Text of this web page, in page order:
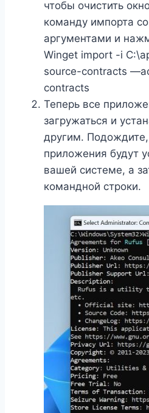
чтобы очистить
команду импорта
аргументами и
Winget import -i
source-contracts
contracts
Теперь все
загружаться и
другим. Подождите,
приложения будут
вашей системе, а
командной строки.